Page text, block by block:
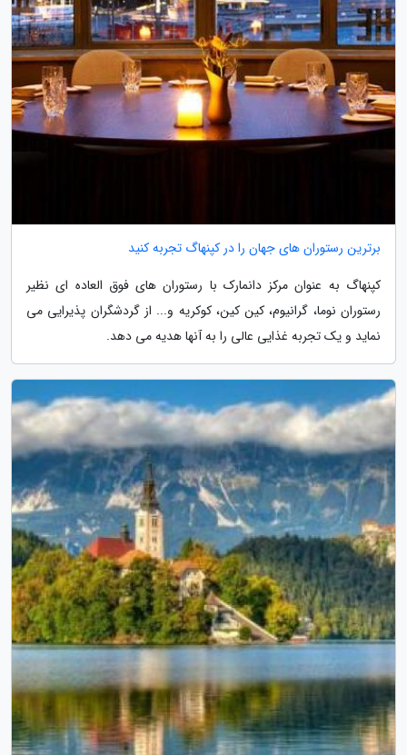
برترین رستوران های جهان را در کپنهاگ تجربه کنید
کپنهاگ به عنوان مرکز دانمارک با رستوران های فوق العاده ای نظیر
رستوران نوما، گرانیوم، کین کین، کوکریه و... از گردشگران پذیرایی می
نماید و یک تجربه غذایی عالی را به آنها هدیه می دهد.